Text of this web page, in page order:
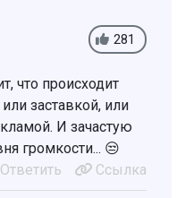
281
что происходит
заставкой, или
И зачастую
громкости... 😒
Ответить
Ссылка